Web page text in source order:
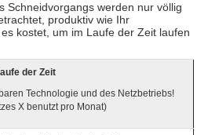
Schneidvorgangs werden nur völlig
produktiv wie Ihr
kostet, um im Laufe der Zeit laufen
der Zeit
Technologie und des Netzbetriebs!
X benutzt pro Monat)